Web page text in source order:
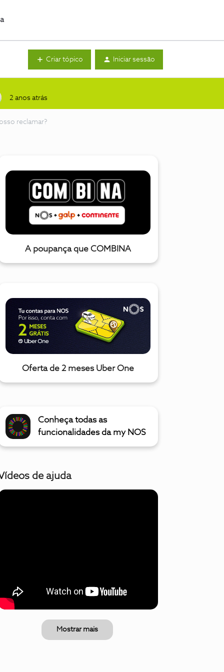
Criar tópico Iniciar sessão
2 anos atrás
reclamar?
A poupança que COMBINA
Oferta de 2 meses Uber One
Conheça todas as
funcionalidades da my NOS
de ajuda
Mostrar mais